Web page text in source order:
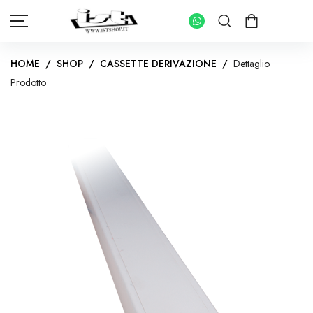
PANNELLI FOTOVOLTAICI
KIT INVERTER CON ACCUMULO
IMPIANTI FOTOVOLTAICI PER ABITAZIONI
INVERTER IMPIANTI CONNESSI IN RETE
KIT FOTOVOLTAICI PER IMPIANTI AD ISOLA
INVERTER IMPIANTI AD ISOLA
BATTERIE DI ACCUMULO
HOME / SHOP / CASSETTE DERIVAZIONE / Dettaglio
Prodotto